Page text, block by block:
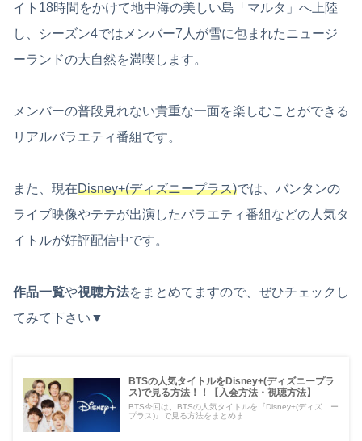
イト18時間をかけて地中海の美しい島「マルタ」へ上陸
し、シーズン4ではメンバー7人が雪に包まれたニュージ
ーランドの大自然を満喫します。
メンバーの普段見れない貴重な一面を楽しむことができる
リアルバラエティ番組です。
また、現在Disney+(ディズニープラス)では、バンタンの
ライブ映像やテテが出演したバラエティ番組などの人気タ
イトルが好評配信中です。
作品一覧や視聴方法をまとめてますので、ぜひチェックし
てみて下さい▼
BTSの人気タイトルをDisney+(ディズニープラ
ス)で見る方法！！【入会方法・視聴方法】
BTS今回は、BTSの人気タイトルを『Disney+(ディズニー
プラス)』で見る方法をまとめま...